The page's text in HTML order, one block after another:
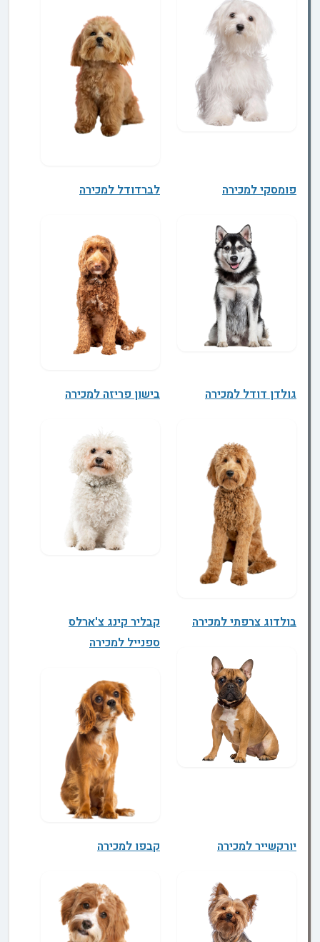
פומסקי למכירה לברדודל למכירה
גולדן דודל למכירה בישון פריזה למכירה
בולדוג צרפתי למכירה
קבליר קינג צ'ארלס
ספנייל למכירה
יורקשייר למכירה קבפו למכירה